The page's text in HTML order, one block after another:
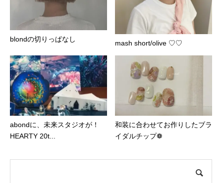
blondの切りっぱなし︎
mash short/olive ♡♡
abondに、未来スタジオが！
HEARTY 20t...
和装に合わせてお作りしたブラ
イダルチップ❁